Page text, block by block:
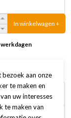
In winkelwagen +
aan onze
te maken en
uw interesses
te maken van